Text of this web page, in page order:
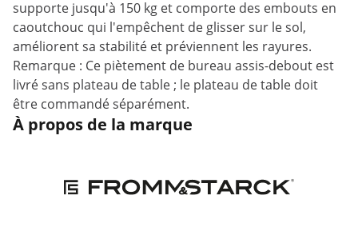
supporte jusqu'à 150 kg et comporte des embouts en
caoutchouc qui l'empêchent de glisser sur le sol,
améliorent sa stabilité et préviennent les rayures.
Remarque : Ce piètement de bureau assis-debout est
livré sans plateau de table ; le plateau de table doit
être commandé séparément.
À propos de la marque